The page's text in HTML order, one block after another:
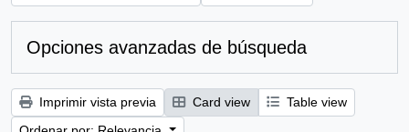
Opciones avanzadas de búsqueda
Imprimir vista previa Card view
Table view